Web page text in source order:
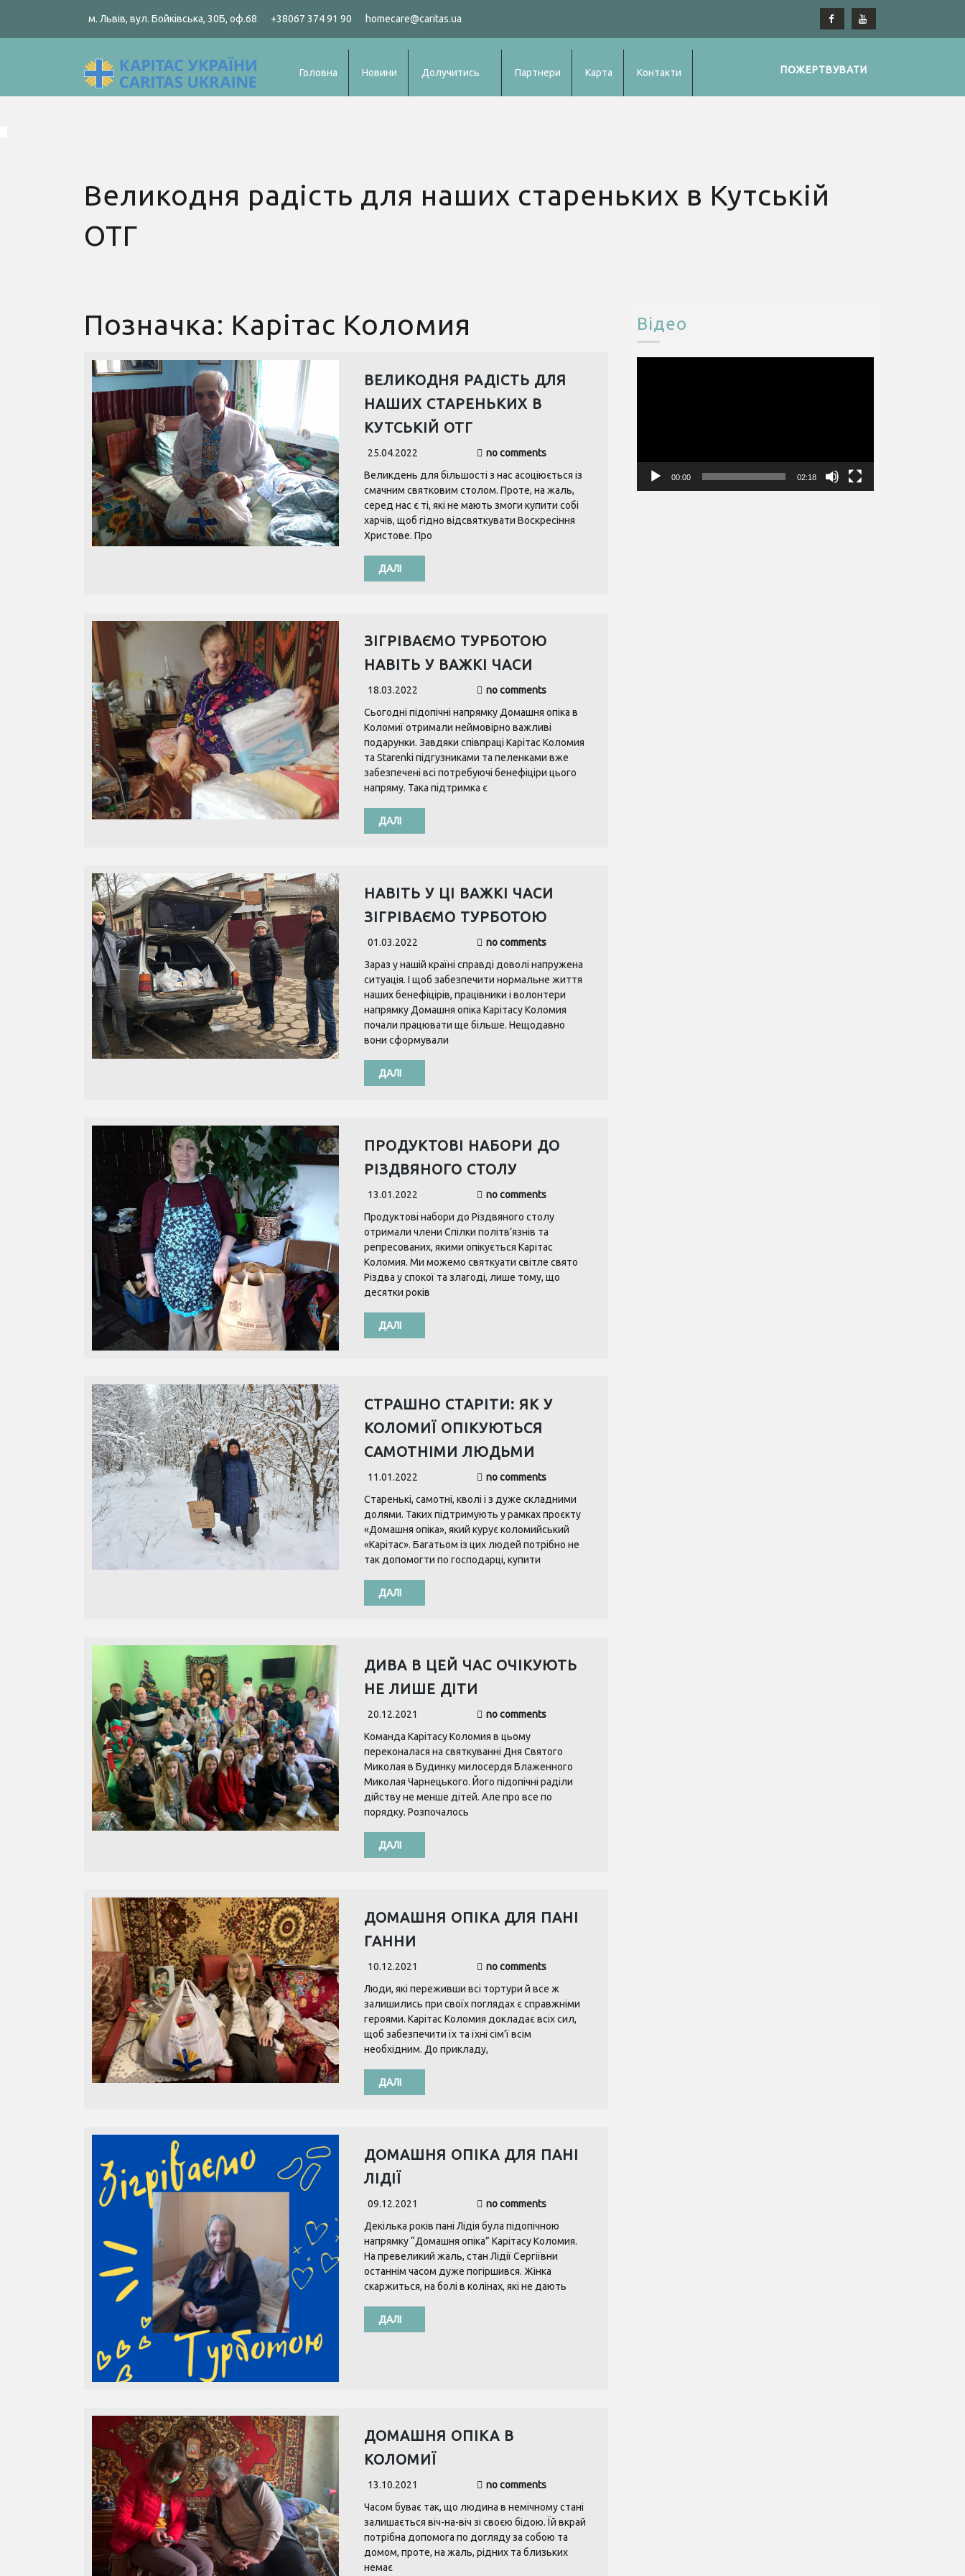
м. Львів, вул. Бойківська, 30Б, оф.68 +38067 374 91 90 homecare@caritas.ua
Головна Новини Долучитись Партнери Карта Контакти ПОЖЕРТВУВАТИ
Великодня радість для наших стареньких в Кутській
ОТГ
Позначка: Карітас Коломия
ВЕЛИКОДНЯ РАДІСТЬ ДЛЯ
НАШИХ СТАРЕНЬКИХ В
КУТСЬКІЙ ОТГ
25.04.2022
no comments
Великдень для більшості з нас асоціюється із
смачним святковим столом. Проте, на жаль,
серед нас є ті, які не мають змоги купити собі
харчів, щоб гідно відсвяткувати Воскресіння
Христове. Про
ДАЛІ
ЗІГРІВАЄМО ТУРБОТОЮ
НАВІТЬ У ВАЖКІ ЧАСИ
18.03.2022
no comments
Сьогодні підопічні напрямку Домашня опіка в
Коломиї отримали неймовірно важливі
подарунки. Завдяки співпраці Карітас Коломия
та Starenki підгузниками та пеленками вже
забезпечені всі потребуючі бенефіціри цього
напряму. Така підтримка є
ДАЛІ
НАВІТЬ У ЦІ ВАЖКІ ЧАСИ
ЗІГРІВАЄМО ТУРБОТОЮ
01.03.2022
no comments
Зараз у нашій країні справді доволі напружена
ситуація. І щоб забезпечити нормальне життя
наших бенефіцірів, працівники і волонтери
напрямку Домашня опіка Карітасу Коломия
почали працювати ще більше. Нещодавно
вони сформували
ДАЛІ
ПРОДУКТОВІ НАБОРИ ДО
РІЗДВЯНОГО СТОЛУ
13.01.2022
no comments
Продуктові набори до Різдвяного столу
отримали члени Спілки політв’язнів та
репресованих, якими опікується Карітас
Коломия. Ми можемо святкуати світле свято
Різдва у спокої та злагоді, лише тому, що
десятки років
ДАЛІ
СТРАШНО СТАРІТИ: ЯК У
КОЛОМИЇ ОПІКУЮТЬСЯ
САМОТНІМИ ЛЮДЬМИ
11.01.2022
no comments
Старенькі, самотні, кволі і з дуже складними
долями. Таких підтримують у рамках проєкту
«Домашня опіка», який курує коломийський
«Карітас». Багатьом із цих людей потрібно не
так допомогти по господарці, купити
ДАЛІ
ДИВА В ЦЕЙ ЧАС ОЧІКУЮТЬ
НЕ ЛИШЕ ДІТИ
20.12.2021
no comments
Команда Карітасу Коломия в цьому
переконалася на святкуванні Дня Святого
Миколая в Будинку милосердя Блаженного
Миколая Чарнецького. Його підопічні раділи
дійству не менше дітей. Але про все по
порядку. Розпочалось
ДАЛІ
ДОМАШНЯ ОПІКА ДЛЯ ПАНІ
ГАННИ
10.12.2021
no comments
Люди, які переживши всі тортури й все ж
залишились при своїх поглядах є справжніми
героями. Карітас Коломия докладає всіх сил,
щоб забезпечити їх та їхні сім’ї всім
необхідним. До прикладу,
ДАЛІ
ДОМАШНЯ ОПІКА ДЛЯ ПАНІ
ЛІДІЇ
09.12.2021
no comments
Декілька років пані Лідія була підопічною
напрямку “Домашня опіка” Карітасу Коломия.
На превеликий жаль, стан Лідії Сергіївни
останнім часом дуже погіршився. Жінка
скаржиться, на болі в колінах, які не дають
ДАЛІ
ДОМАШНЯ ОПІКА В
КОЛОМИЇ
13.10.2021
no comments
Часом буває так, що людина в немічному стані
залишається віч-на-віч зі своєю бідою. Їй вкрай
потрібна допомога по догляду за собою та
домом, проте, на жаль, рідних та близьких
немає
Відео
00:00 02:18